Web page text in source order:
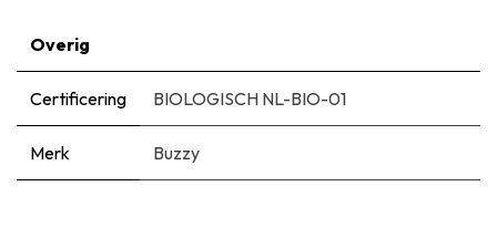
Overig
Certificering BIOLOGISCH NL-BIO-01
Merk Buzzy